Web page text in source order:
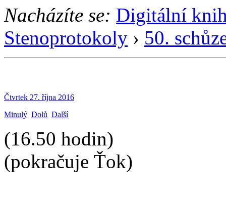
Nacházíte se: Digitální
Stenoprotokoly › 50.
Čtvrtek 27. října 2016
Minulý Dolů Další
(16.50 hodin)
(pokračuje Ťok)